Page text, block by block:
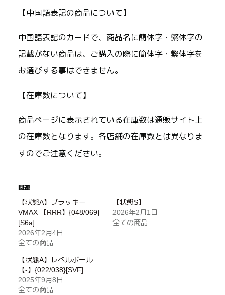
【中国語表記の商品について】
中国語表記のカードで、商品名に簡体字・繁体字の
記載がない商品は、ご購入の際に簡体字・繁体字を
お選びする事はできません。
【在庫数について】
商品ページに表示されている在庫数は通販サイト上
の在庫数となります。各店舗の在庫数とは異なりま
すのでご注意ください。
関連
【状態A】ブラッキー
VMAX 【RRR】{048/069}
[S6a]
2026年2月4日
全ての商品
【状態S】
2026年2月1日
全ての商品
【状態A】レベルボール
【-】{022/038}[SVF]
2025年9月8日
全ての商品